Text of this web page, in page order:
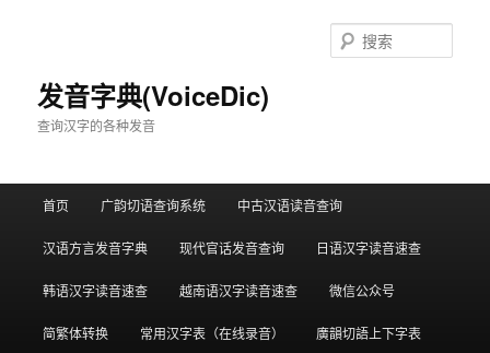
发音字典(VoiceDic)
查询汉字的各种发音
索
首页 广韵切语查询系统 中古汉语读音查询
汉语方言发音字典 现代官话发音查询 日语汉字读音速查
韩语汉字读音速查 越南语汉字读音速查 微信公众号
简繁体转换 常用汉字表（在线录音） 廣韻切語上下字表